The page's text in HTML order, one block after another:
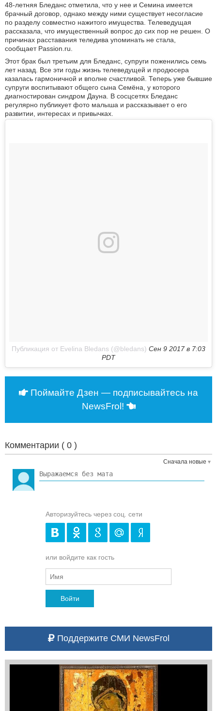
48-летняя Бледанс отметила, что у нее и Семина имеется
брачный договор, однако между ними существует несогласие
по разделу совместно нажитого имущества. Телеведущая
рассказала, что имущественный вопрос до сих пор не решен. О
причинах расставания теледива упоминать не стала,
сообщает Passion.ru.
Этот брак был третьим для Бледанс, супруги поженились семь
лет назад. Все эти годы жизнь телеведущей и продюсера
казалась гармоничной и вполне счастливой. Теперь уже бывшие
супруги воспитывают общего сына Семёна, у которого
диагностирован синдром Дауна. В сосцсетях Бледанс
регулярно публикует фото малыша и рассказывает о его
развитии, интересах и привычках.
Публикация от Evelina Bledans (@bledans) Сен 9 2017 в 7:03
PDT
Поймайте Дзен — подписывайтесь на
NewsFrol!
Комментарии ( 0 )
Сначала новые
Авторизуйтесь через соц. сети
или войдите как гость
Войти
Поддержите СМИ NewsFrol